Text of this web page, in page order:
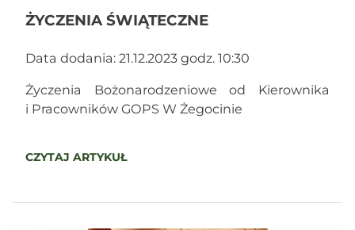
ŻYCZENIA ŚWIĄTECZNE
Data dodania: 21.12.2023 godz. 10:30
Życzenia Bożonarodzeniowe od Kierownika
i Pracowników GOPS W Żegocinie
CZYTAJ ARTYKUŁ